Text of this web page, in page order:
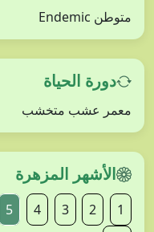
متوطن Endemic
دورة الحياة
معمر عشب متخشب
الأشهر المزهرة
1
2
3
4
5